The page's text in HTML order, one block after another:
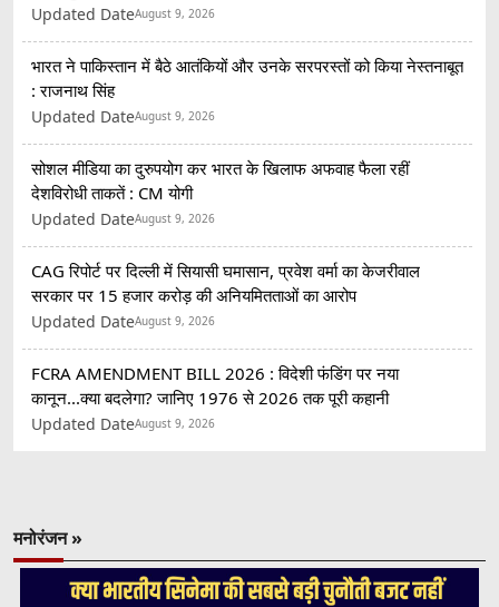
Updated DateAugust 9, 2026
भारत ने पाकिस्तान में बैठे आतंकियों और उनके सरपरस्तों को किया नेस्तनाबूत
: राजनाथ सिंह
Updated DateAugust 9, 2026
सोशल मीडिया का दुरुपयोग कर भारत के खिलाफ अफवाह फैला रहीं
देशविरोधी ताकतें : CM योगी
Updated DateAugust 9, 2026
CAG रिपोर्ट पर दिल्ली में सियासी घमासान, प्रवेश वर्मा का केजरीवाल
सरकार पर 15 हजार करोड़ की अनियमितताओं का आरोप
Updated DateAugust 9, 2026
FCRA AMENDMENT BILL 2026 : विदेशी फंडिंग पर नया
कानून...क्या बदलेगा? जानिए 1976 से 2026 तक पूरी कहानी
Updated DateAugust 9, 2026
मनोरंजन »